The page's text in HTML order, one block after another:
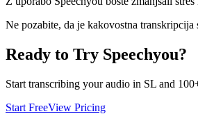
Ne pozabite, da je kakovostna
Ready to Try Speechyou?
Start transcribing your audio in SL and
Start FreeView Pricing